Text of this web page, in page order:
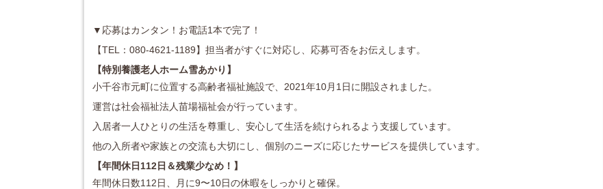
▼応募はカンタン！お電話1本で完了！
【TEL：080-4621-1189】担当者がすぐに対応し、応募可否をお伝えします。
【特別養護老人ホーム雪あかり 】
小千谷市元町に位置する高齢者福祉施設で、2021年10月1日に開設されました。
運営は社会福祉法人苗場福祉会が行っています。
入居者一人ひとりの生活を尊重し、安心して生活を続けられるよう支援しています。
他の入所者や家族との交流も大切にし、個別のニーズに応じたサービスを提供しています。
【年間休日112日＆残業少なめ！】
年間休日数112日、月に9〜10日の休暇をしっかりと確保。